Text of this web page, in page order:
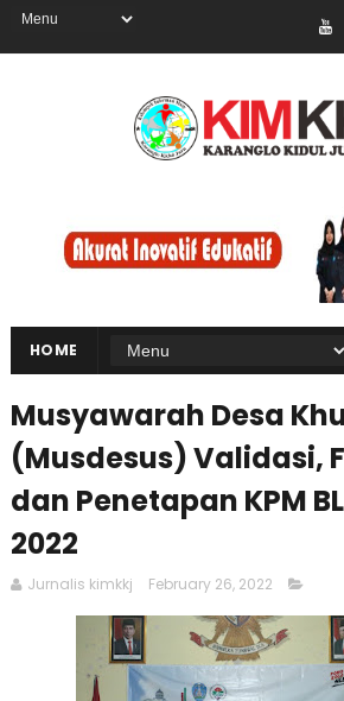
HOME
Musyawarah Desa
(Musdesus) Validasi,
dan Penetapan KPM
2022
Jurnalis kimkkj February 26, 2022